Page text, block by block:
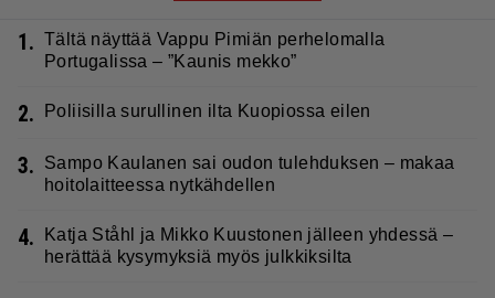
1. Tältä näyttää Vappu Pimiän perhelomalla
Portugalissa – ”Kaunis mekko”
2. Poliisilla surullinen ilta Kuopiossa eilen
3.
Sampo Kaulanen sai oudon tulehduksen – makaa
hoitolaitteessa nytkähdellen
4.
Katja Ståhl ja Mikko Kuustonen jälleen yhdessä –
herättää kysymyksiä myös julkkiksilta